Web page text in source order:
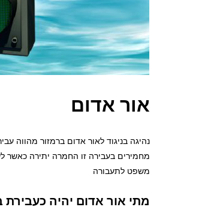
אור אדום
נהיגה בניגוד לאור אדום ברמזור מהווה
מחמירים בעבירה זו החמרה יתירה כאשר
משפט לתעבורה
מתי אור אדום יהיה